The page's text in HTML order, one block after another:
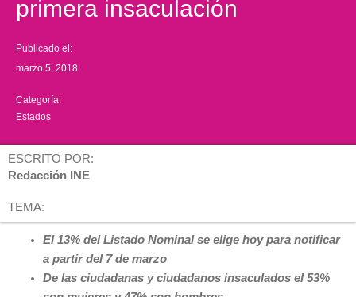
primera insaculación
Publicado el:
marzo 5, 2018
Categoría:
Estados
ESCRITO POR:
Redacción INE
TEMA:
El 13% del Listado Nominal se elige hoy para notificar
a partir del 7 de marzo
De las ciudadanas y ciudadanos insaculados el 53%